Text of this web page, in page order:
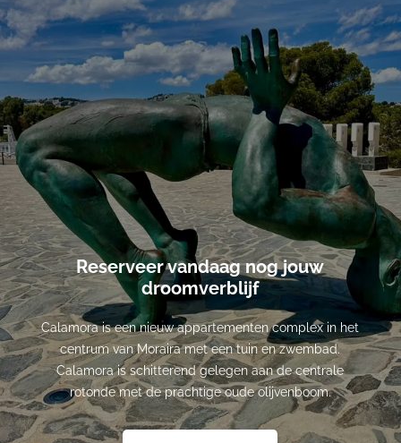
Reserveer vandaag nog jouw
droomverblijf
Calamora is een nieuw appartementen complex in het
centrum van Moraira met een tuin en zwembad.
Calamora is schitterend gelegen aan de centrale
rotonde met de prachtige oude olijvenboom.